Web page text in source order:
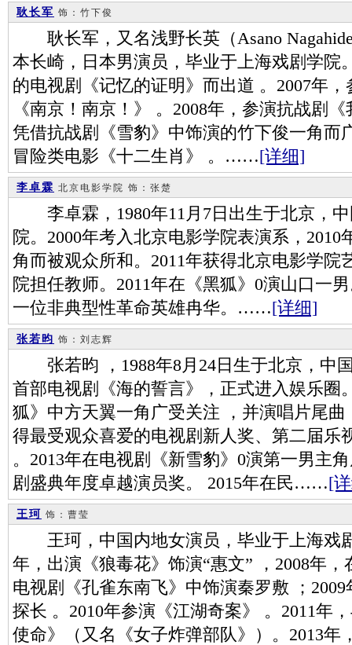
耿长军 饰：竹下俊
耿长军，又名浅野长英（Asano
本长崎，日本男演员，毕业于上海戏剧学院
的电视剧《记忆的证明》而出道 。2007年
《南京！南京！》 。2008年，参演抗战剧
凭借抗战剧《雪豹》中饰演的竹下俊一角而
冒险类电影《十二生肖》 。……[详细]
李卓霖 北京电影学院 饰：张楚
李卓霖，1980年11月7日出生于北京，中
院。2000年考入北京电影学院表演系，
角而被观众所和。2011年获得北京电影学院
院担任教师。2011年在《黑狐》0演山口一
一位非典型性革命英雄冉华。……[详细]
张若昀 饰：刘志辉
张若昀 ，1988年8月24日生于北京，中
首部电视剧《海的誓言》，正式进入娱乐圈
狐》中方天翼一角广受关注 ，并演唱片尾
得最受观众喜爱的电视剧新人奖、第二届乐
。2013年在电视剧《新雪豹》0演第一男主
剧盛典年度卓越演员奖。 2015年在民……[
王珂 饰：曹莹
王珂，中国内地女演员，毕业于上海戏
年，出演《狼毒花》饰演“惠文” ，2008年
电视剧《孔雀东南飞》中饰演秦罗敷 ；
探长 。2010年参演《江湖奇案》 。2011年
使命》（又名《女子炸弹部队》）。2013年